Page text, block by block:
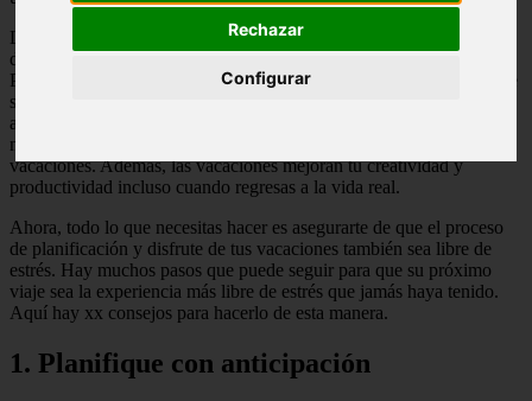
Rechazar
Configurar
Las cualidades de las vacaciones para aliviar el estrés están bien
documentadas. El Mind Body Center de la Universidad de
Pittsburgh descubrió a través de un estudio que los participantes que
se tomaron vacaciones sufrieron menos ataques de depresión que
aquellos que no se tomaron vacaciones. También experimentaron
niveles emocionales más altos que sus colegas que no estaban de
vacaciones. Además, las vacaciones mejoran tu creatividad y
productividad incluso cuando regresas a la vida real.
Ahora, todo lo que necesitas hacer es asegurarte de que el proceso
de planificación y disfrute de tus vacaciones también sea libre de
estrés. Hay muchos pasos que puede seguir para que su próximo
viaje sea la experiencia más libre de estrés que jamás haya tenido.
Aquí hay xx consejos para hacerlo de esta manera.
1. Planifique con anticipación